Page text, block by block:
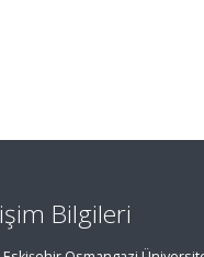
Bilgileri